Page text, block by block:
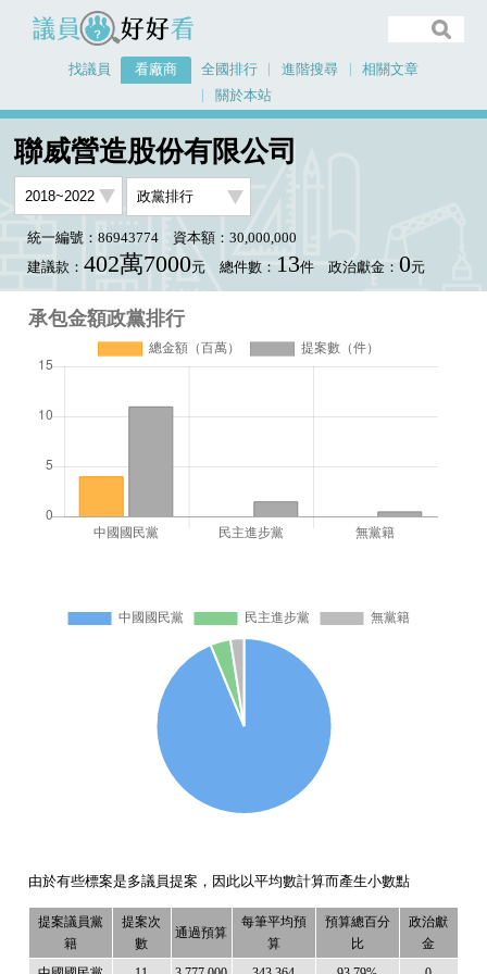
議員好好看
找議員 看廠商 全國排行 進階搜尋
相關文章
關於本站
聯威營造股份有限公司
統一編號：86943774
資本額：30,000,000
建議款： 402萬7000元 總件數： 13件 政治獻金： 0元
承包金額政黨排行
由於有些標案是多議員提案，因此以平均數計算而產生小數點
提案議員黨
籍
提案次
數
通過預算
每筆平均預
算
預算總百分
比
政治獻
金